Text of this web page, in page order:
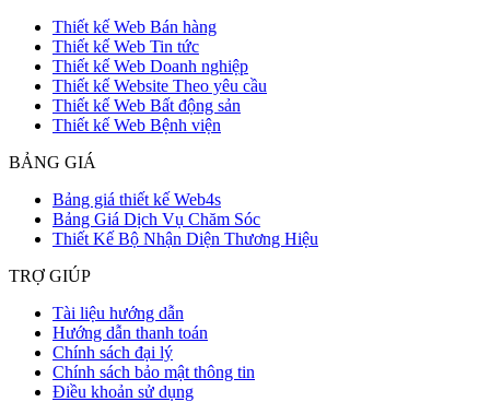
Thiết kế Web Bán hàng
Thiết kế Web Tin tức
Thiết kế Web Doanh nghiệp
Thiết kế Website Theo yêu cầu
Thiết kế Web Bất động sản
Thiết kế Web Bệnh viện
BẢNG GIÁ
Bảng giá thiết kế Web4s
Bảng Giá Dịch Vụ Chăm Sóc
Thiết Kế Bộ Nhận Diện Thương Hiệu
TRỢ GIÚP
Tài liệu hướng dẫn
Hướng dẫn thanh toán
Chính sách đại lý
Chính sách bảo mật thông tin
Điều khoản sử dụng